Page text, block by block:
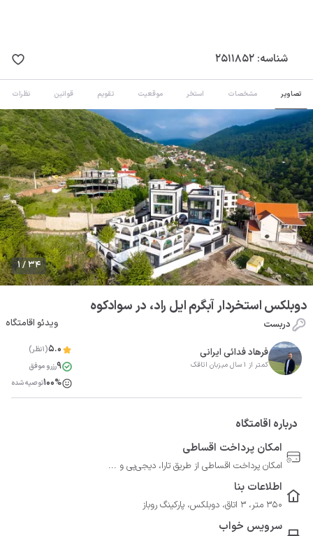
شناسه: 2511852
تصاویر مشخصات استخر موقعیت تقویم قوانین نظرات
1 / 34
دوبلکس استخردار آبگرم ایل راد، در سوادکوه
دربست ویدئو اقامتگاه
فرهاد فدائی ایرانی
کمتر از 1 سال میزبان اتاقک
5.0(1نظر)
9رزرو موفق
100%توصیه شده
درباره اقامتگاه
امکان پرداخت اقساطی
امکان پرداخت اقساطی از طریق تارا، دیجی‌پی و ...
اطلاعات بنا
350 متر، 3 اتاق، دوبلکس، پارکینگ روباز
سرویس خواب